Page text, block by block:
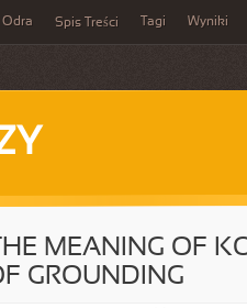
Odra Spis Treści Tagi Wyniki
MEANING OF
GROUNDING